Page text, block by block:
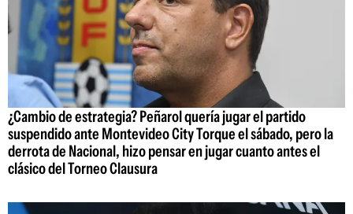
¿Cambio de estrategia? Peñarol quería jugar el partido
suspendido ante Montevideo City Torque el sábado, pero la
derrota de Nacional, hizo pensar en jugar cuanto antes el
clásico del Torneo Clausura